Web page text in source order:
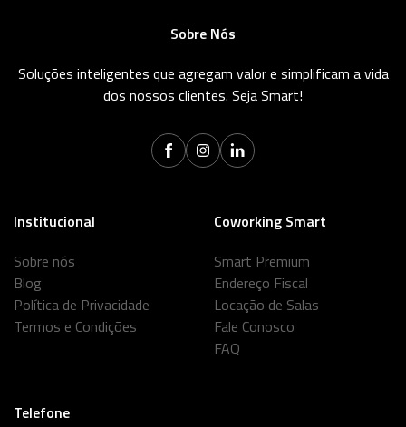
Sobre Nós
Soluções inteligentes que agregam valor e simplificam a vida
dos nossos clientes. Seja Smart!
Institucional
Sobre nós
Blog
Política de Privacidade
Termos e Condições
Coworking Smart
Smart Premium
Endereço Fiscal
Locação de Salas
Fale Conosco
FAQ
Telefone